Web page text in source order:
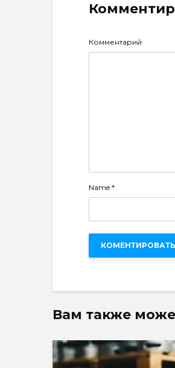
Комментарий
Name *
Вам также